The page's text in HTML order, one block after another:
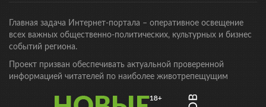
Главная задача Интернет-портала – оперативное освещение
всех важных общественно-политических, культурных и бизнес
событий региона.
Проект призван обеспечивать актуальной проверенной
информацией читателей по наиболее животрепещущим